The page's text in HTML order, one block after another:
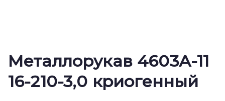
Металлорукав 4603А-11
16-210-3,0 криогенный